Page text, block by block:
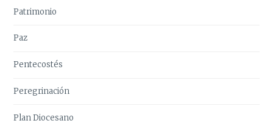
Patrimonio
Paz
Pentecostés
Peregrinación
Plan Diocesano